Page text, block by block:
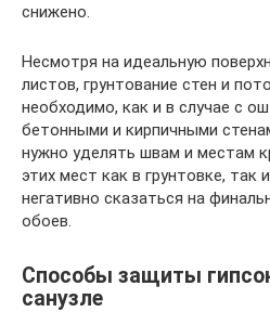
снижено.
Несмотря на идеальную
листов, грунтование стен и
необходимо, как и в случае с
бетонными и кирпичными
нужно уделять швам и местам
этих мест как в грунтовке, так
негативно сказаться на
обоев.
Способы защиты
санузле